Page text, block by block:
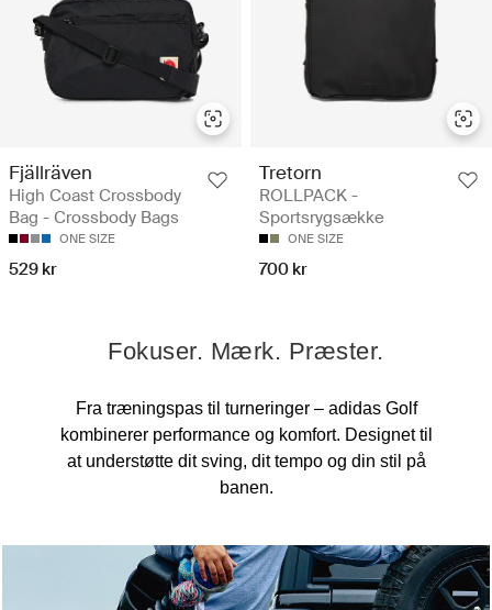
Fjällräven
High Coast Crossbody
Bag - Crossbody Bags
ONE SIZE
529 kr
Tretorn
ROLLPACK -
Sportsrygsække
ONE SIZE
700 kr
Fokuser. Mærk. Præster.
Fra træningspas til turneringer – adidas Golf
kombinerer performance og komfort. Designet til
at understøtte dit sving, dit tempo og din stil på
banen.